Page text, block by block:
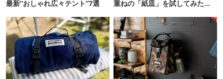
最新“おしゃれ広々テント”7選
重ねの「紙皿」を試してみた